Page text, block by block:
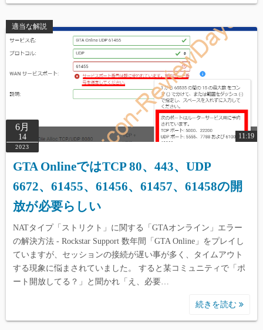
適当な解説
6月
14
2023
11:19
GTA OnlineではTCP 80、443、UDP
6672、61455、61456、61457、61458の開
放が必要らしい
NATタイプ「ストリクト」に関する「GTAオンライン」エラー
の解決方法 - Rockstar Support 数年間「GTA Online」をプレイし
ていますが、セッションの接続が遅い事が多く、タイムアウト
する現象に悩まされていました。 すると某コミュニティで「ポ
ート開放してる？」と聞かれ「え、必要…
続きを読む